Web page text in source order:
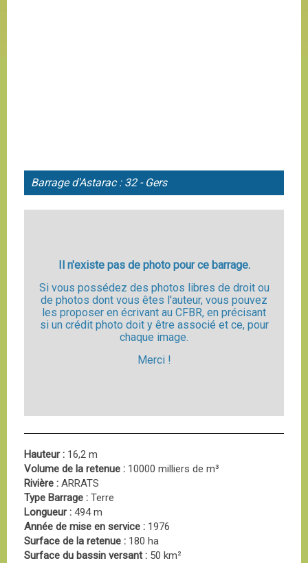
Barrage d'Astarac : 32 - Gers
Il n'existe pas de photo pour ce barrage.
Si vous possédez des photos libres de droit ou
de photos dont vous êtes l'auteur, vous pouvez
les proposer en écrivant au CFBR, en précisant
si un crédit photo doit y être associé et ce, pour
chaque image.
Merci !
Hauteur : 16,2 m
Volume de la retenue : 10000 milliers de m³
Rivière : ARRATS
Type Barrage : Terre
Longueur : 494 m
Année de mise en service : 1976
Surface de la retenue : 180 ha
Surface du bassin versant : 50 km²